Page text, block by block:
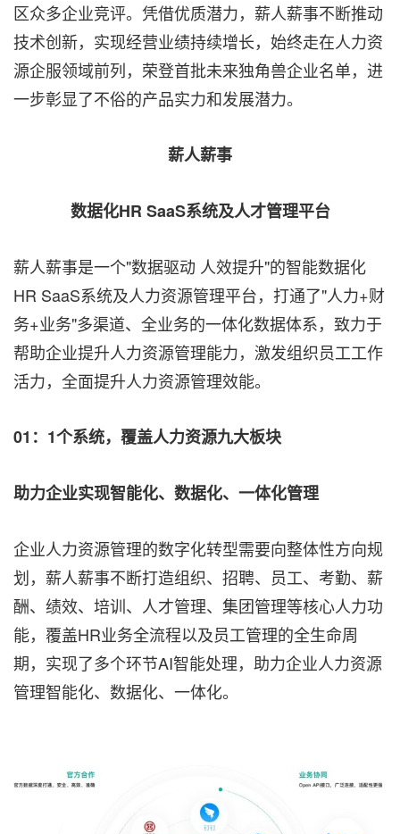
区众多企业竞评。凭借优质潜力，薪人薪事不断推动
技术创新，实现经营业绩持续增长，始终走在人力资
源企服领域前列，荣登首批未来独角兽企业名单，进
一步彰显了不俗的产品实力和发展潜力。
薪人薪事
数据化HR SaaS系统及人才管理平台
薪人薪事是一个"数据驱动 人效提升"的智能数据化
HR SaaS系统及人力资源管理平台，打通了"人力+财
务+业务"多渠道、全业务的一体化数据体系，致力于
帮助企业提升人力资源管理能力，激发组织员工工作
活力，全面提升人力资源管理效能。
01：1个系统，覆盖人力资源九大板块
助力企业实现智能化、数据化、一体化管理
企业人力资源管理的数字化转型需要向整体性方向规
划，薪人薪事不断打造组织、招聘、员工、考勤、薪
酬、绩效、培训、人才管理、集团管理等核心人力功
能，覆盖HR业务全流程以及员工管理的全生命周
期，实现了多个环节AI智能处理，助力企业人力资源
管理智能化、数据化、一体化。